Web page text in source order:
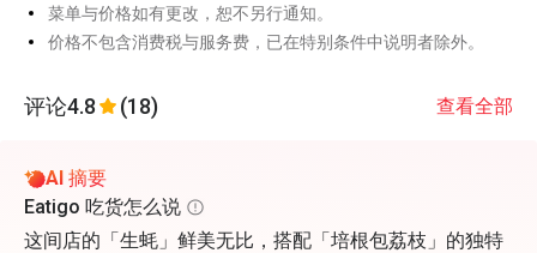
菜单与价格如有更改，恕不另行通知。
价格不包含消费税与服务费，已在特别条件中说明者除外。
评论4.8 (18) 查看全部
AI 摘要
Eatigo 吃货怎么说
这间店的「生蚝」鲜美无比，搭配「培根包荔枝」的独特